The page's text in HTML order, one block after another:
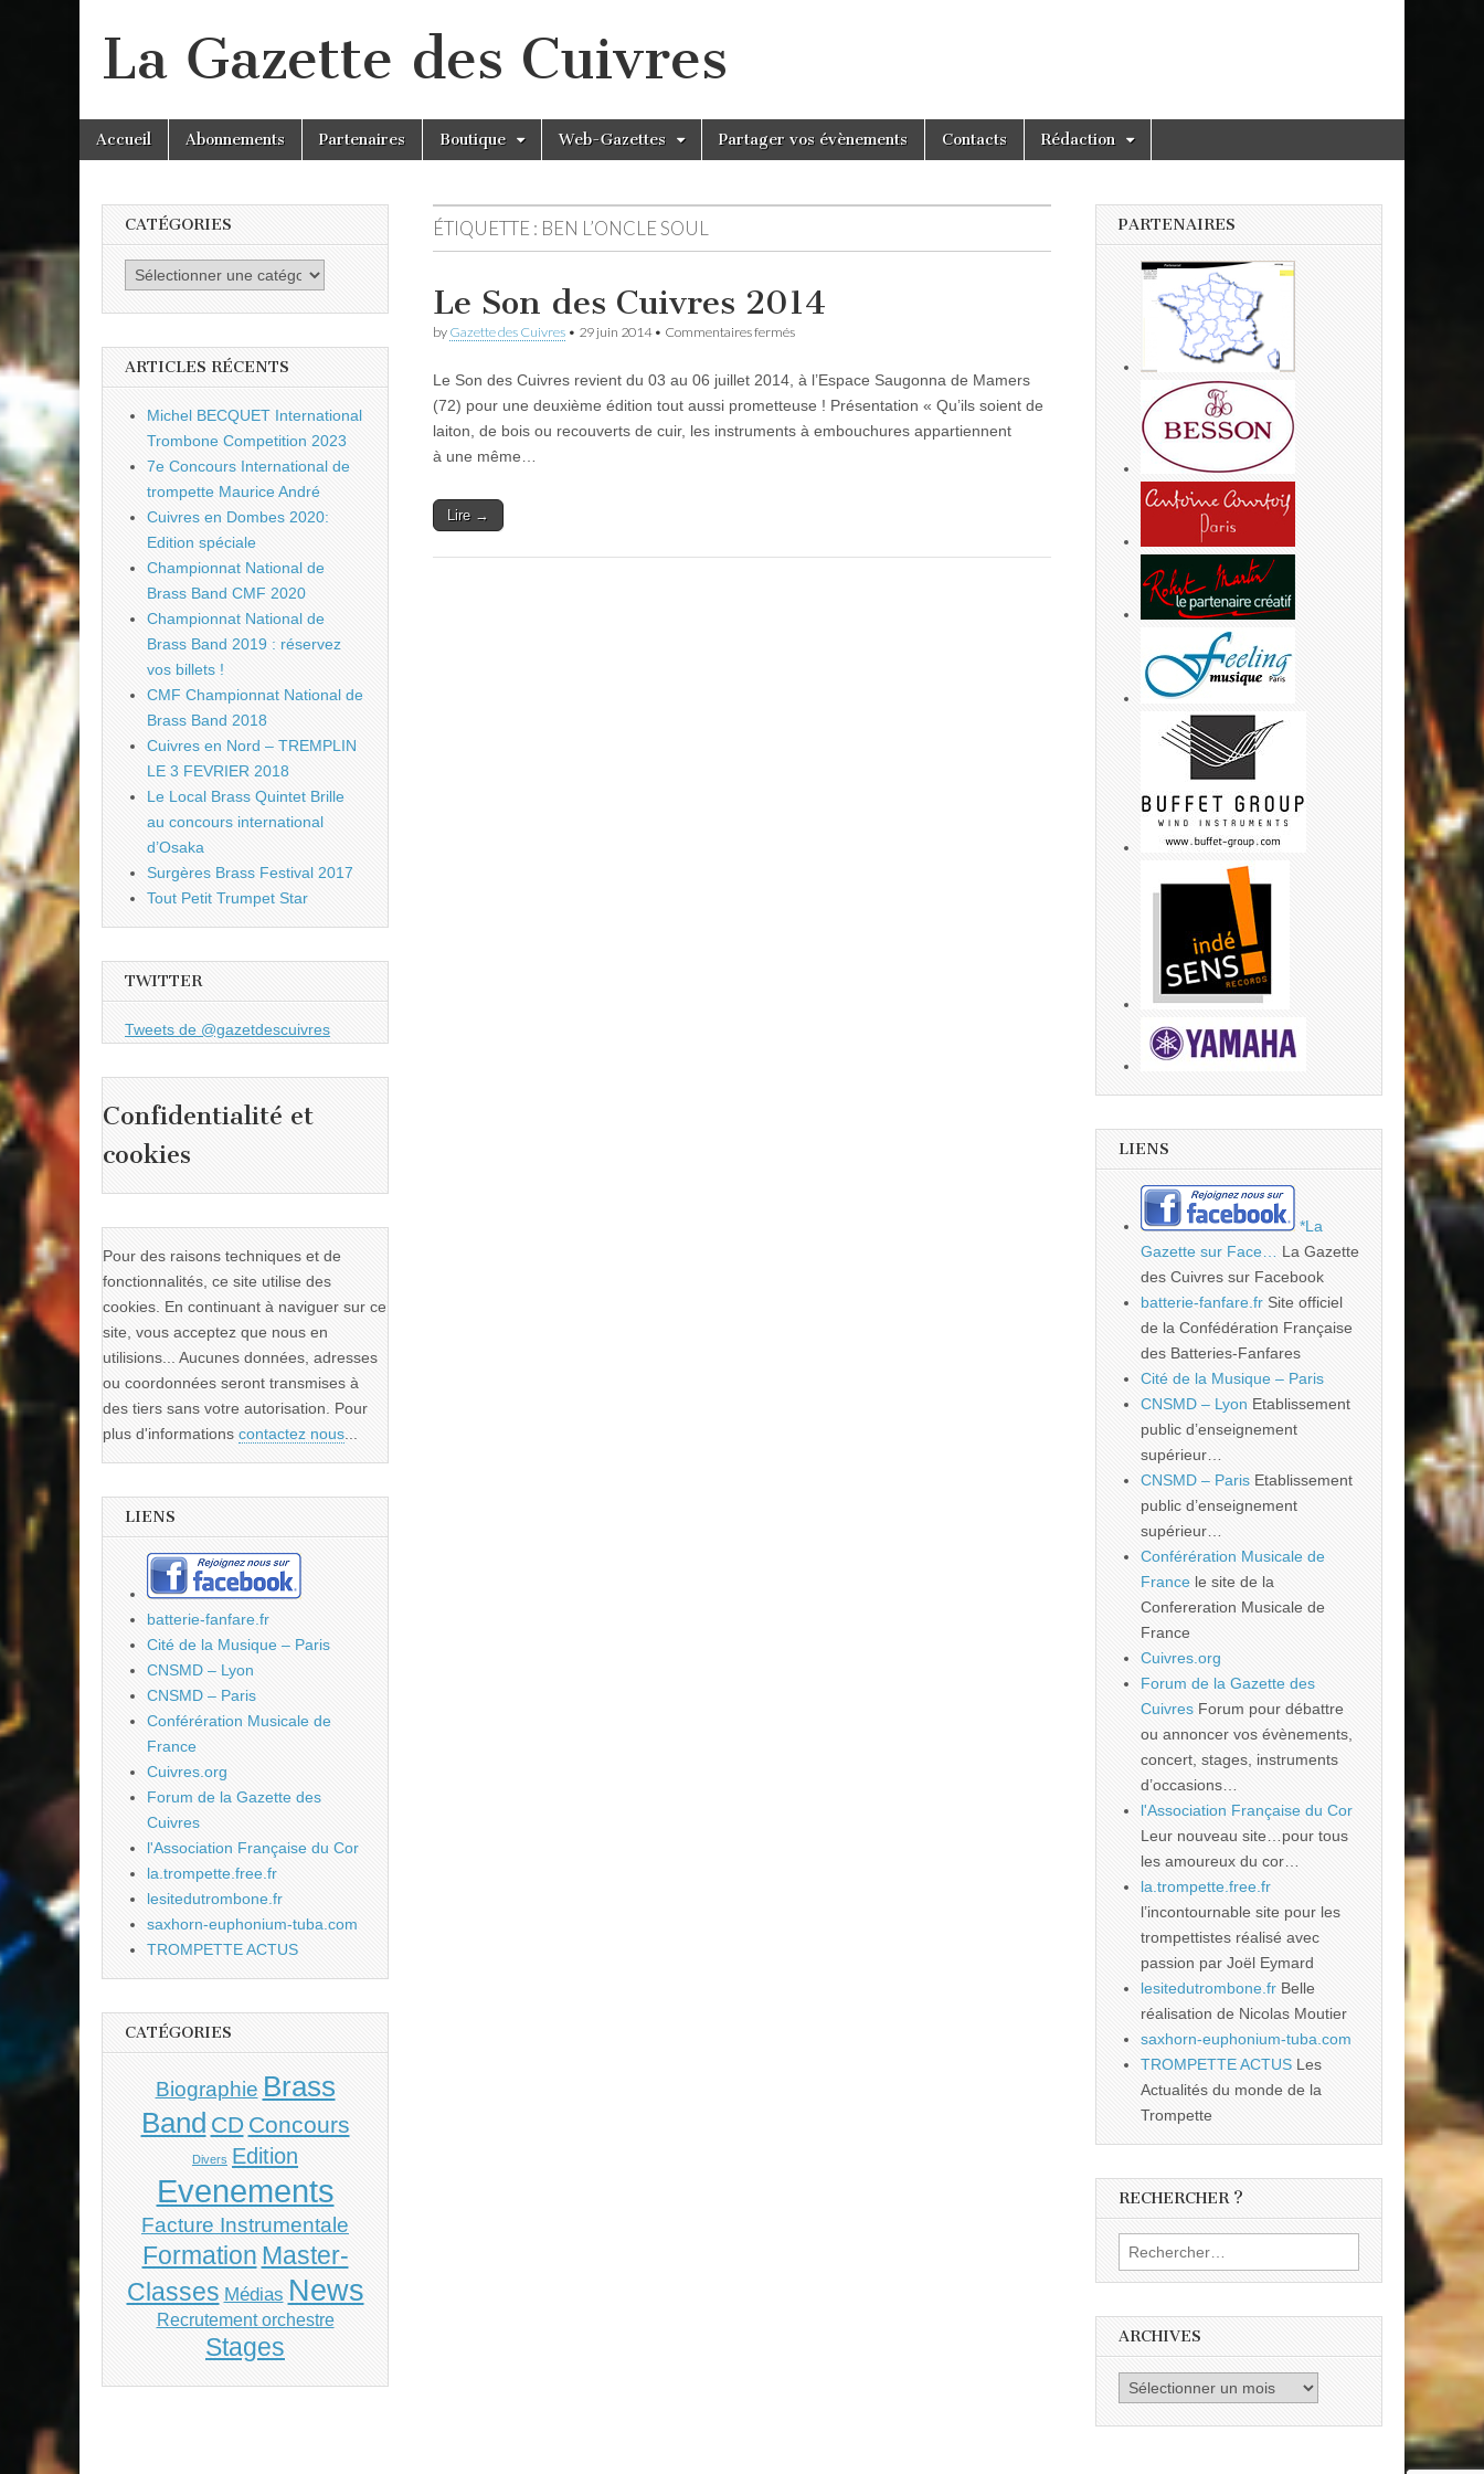
La Gazette des Cuivres
Main
menu
Skip
Accueil Abonnements Partenaires Boutique Web-Gazettes Partager vos évènements Contacts Rédaction
ÉTIQUETTE : BEN L’ONCLE SOUL
Le Son des Cuivres 2014
by Gazette des Cuivres • 29 juin 2014• Commentaires ferméssur
des
Cuivres
Le Son des Cuivres revient du 03 au 06 juillet 2014, à l’Espace Saugonna de Mamers
(72) pour une deuxième édition tout aussi prometteuse ! Présentation « Qu’ils soient de
laiton, de bois ou recouverts de cuir, les instruments à embouchures appartiennent
à une même…
Lire →
CATÉGORIES
Catégories
ARTICLES RÉCENTS
Michel BECQUET International
Trombone Competition 2023
7e Concours International de
trompette Maurice André
Cuivres en Dombes 2020:
Edition spéciale
Championnat National de
Brass Band CMF 2020
Championnat National de
Brass Band 2019 : réservez
vos billets !
CMF Championnat National de
Brass Band 2018
Cuivres en Nord – TREMPLIN
LE 3 FEVRIER 2018
Le Local Brass Quintet Brille
au concours international
d’Osaka
Surgères Brass Festival 2017
Tout Petit Trumpet Star
TWITTER
Tweets de @gazetdescuivres
Confidentialité et
cookies
Pour des raisons techniques et de
fonctionnalités, ce site utilise des
cookies. En continuant à naviguer sur ce
site, vous acceptez que nous en
utilisions... Aucunes données, adresses
ou coordonnées seront transmises à
des tiers sans votre autorisation. Pour
plus d'informations contactez nous...
LIENS
batterie-fanfare.fr
Cité de la Musique – Paris
CNSMD – Lyon
CNSMD – Paris
Conférération Musicale de
France
Cuivres.org
Forum de la Gazette des
Cuivres
l'Association Française du Cor
la.trompette.free.fr
lesitedutrombone.fr
saxhorn-euphonium-tuba.com
TROMPETTE ACTUS
CATÉGORIES
Biographie Brass
Band CD Concours
Divers Edition
Evenements
Facture Instrumentale
Formation Master-
Classes Médias News
Recrutement orchestre
Stages
PARTENAIRES
LIENS
*La
Gazette sur Face…
La Gazette
des Cuivres sur Facebook
batterie-fanfare.fr Site officiel
de la Confédération Française
des Batteries-Fanfares
Cité de la Musique – Paris
CNSMD – Lyon Etablissement
public d’enseignement
supérieur…
CNSMD – Paris Etablissement
public d’enseignement
supérieur…
Conférération Musicale de
France le site de la
Confereration Musicale de
France
Cuivres.org
Forum de la Gazette des
Cuivres Forum pour débattre
ou annoncer vos évènements,
concert, stages, instruments
d’occasions…
l'Association Française du Cor
Leur nouveau site…pour tous
les amoureux du cor…
la.trompette.free.fr
l’incontournable site pour les
trompettistes réalisé avec
passion par Joël Eymard
lesitedutrombone.fr Belle
réalisation de Nicolas Moutier
saxhorn-euphonium-tuba.com
TROMPETTE ACTUS Les
Actualités du monde de la
Trompette
RECHERCHER ?
Rechercher :
ARCHIVES
Archives